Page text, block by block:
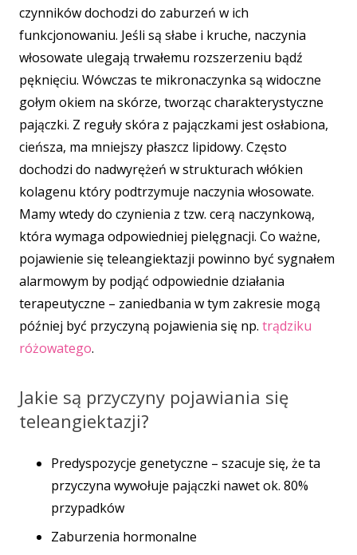
czynników dochodzi do zaburzeń w ich
funkcjonowaniu. Jeśli są słabe i kruche, naczynia
włosowate ulegają trwałemu rozszerzeniu bądź
pęknięciu. Wówczas te mikronaczynka są widoczne
gołym okiem na skórze, tworząc charakterystyczne
pajączki. Z reguły skóra z pajączkami jest osłabiona,
cieńsza, ma mniejszy płaszcz lipidowy. Często
dochodzi do nadwyrężeń w strukturach włókien
kolagenu który podtrzymuje naczynia włosowate.
Mamy wtedy do czynienia z tzw. cerą naczynkową,
która wymaga odpowiedniej pielęgnacji. Co ważne,
pojawienie się teleangiektazji powinno być sygnałem
alarmowym by podjąć odpowiednie działania
terapeutyczne – zaniedbania w tym zakresie mogą
później być przyczyną pojawienia się np. trądziku
różowatego.
Jakie są przyczyny pojawiania się
teleangiektazji?
Predyspozycje genetyczne – szacuje się, że ta
przyczyna wywołuje pajączki nawet ok. 80%
przypadków
Zaburzenia hormonalne